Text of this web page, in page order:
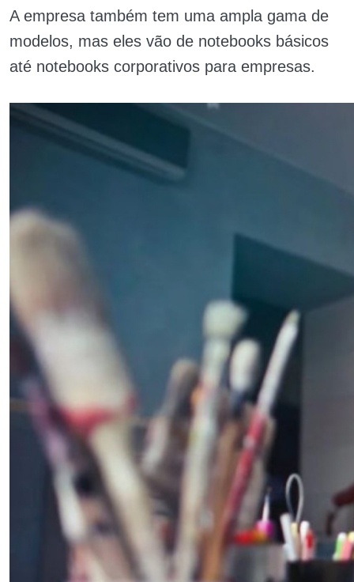
A empresa também tem uma ampla gama de
modelos, mas eles vão de notebooks básicos
até notebooks corporativos para empresas.